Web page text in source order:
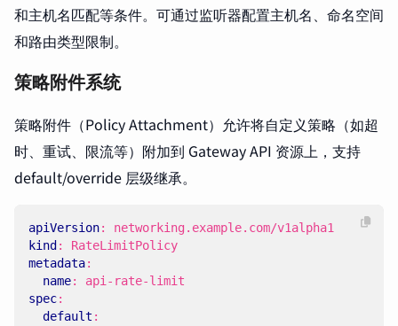
和主机名匹配等条件。可通过监听器配置主机名、命名空间
和路由类型限制。
策略附件系统
策略附件（Policy Attachment）允许将自定义策略（如超
时、重试、限流等）附加到 Gateway API 资源上，支持
default/override 层级继承。
apiVersion:
networking.example.com/v1alpha1
kind :
RateLimitPolicy
metadata:
name:
api-rate-limit
spec:
default :